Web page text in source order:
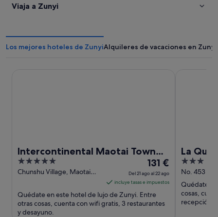
Viaja a Zunyi
Los mejores hoteles de ZunyiAlquileres de vacaciones en Zunyi
Intercontinental Maotai Town
by IHG
5
out
5
Chunshu Village, Maotai
El
precio
es
de
131 €
131 €
Del 21 ago al 22 ago
incluye tasas e impuestos
Quédate en este hotel de lujo de Zunyi. Entre
otras cosas, cuenta con wifi gratis, 3 restaurantes
y desayuno.
La
Zunyi
3
out
of
5
No. 453
Quédate
cosas,
recepción